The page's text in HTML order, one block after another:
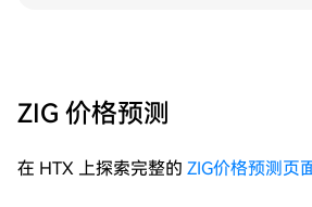
累计捕获收益明显占优。7D维度复
ZIG整体呈现先抑后扬再回落的宽幅
格在脉冲行情中因格距预设偏窄而
ZIG 价格预测
在 HTX 上探索完整的 ZIG价格预测页